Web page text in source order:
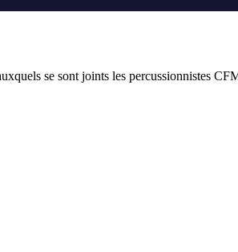
se sont joints les percussionnistes